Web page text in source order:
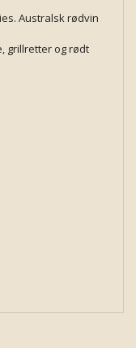
Australsk rødvin
grillretter og rødt